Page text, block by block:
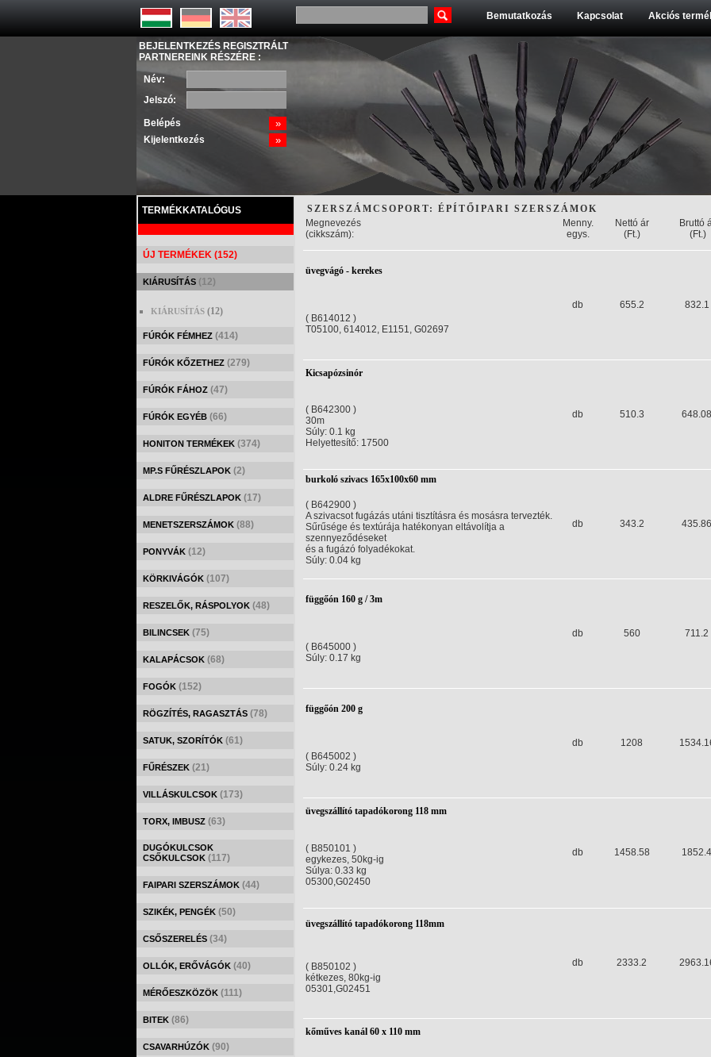
Bemutatkozás Kapcsolat Akciós
BEJELENTKEZÉS REGISZTRÁLT
PARTNEREINK RÉSZÉRE :
Név:
Jelszó:
Belépés »
Kijelentkezés »
TERMÉKKATALÓGUS
ÚJ TERMÉKEK (152)
KIÁRUSÍTÁS (12)
KIÁRUSÍTÁS (12)
FÚRÓK FÉMHEZ (414)
FÚRÓK KŐZETHEZ (279)
FÚRÓK FÁHOZ (47)
FÚRÓK EGYÉB (66)
HONITON TERMÉKEK (374)
MP.S FŰRÉSZLAPOK (2)
ALDRE FŰRÉSZLAPOK (17)
MENETSZERSZÁMOK (88)
PONYVÁK (12)
KÖRKIVÁGÓK (107)
RESZELŐK, RÁSPOLYOK (48)
BILINCSEK (75)
KALAPÁCSOK (68)
FOGÓK (152)
RÖGZÍTÉS, RAGASZTÁS (78)
SATUK, SZORÍTÓK (61)
FŰRÉSZEK (21)
VILLÁSKULCSOK (173)
TORX, IMBUSZ (63)
DUGÓKULCSOK
CSŐKULCSOK (117)
FAIPARI SZERSZÁMOK (44)
SZIKÉK, PENGÉK (50)
CSŐSZERELÉS (34)
OLLÓK, ERŐVÁGÓK (40)
MÉRŐESZKÖZÖK (111)
BITEK (86)
CSAVARHÚZÓK (90)
SZERSZÁMCSOPORT: ÉPÍTŐIPARI SZERSZÁMOK
Megnevezés
(cikkszám):
Menny.
egys.
Nettó ár
(Ft.)
Bruttó
(Ft.)
üvegvágó - kerekes
db 655.2
832.1
( B614012 )
T05100, 614012, E1151, G02697
Kicsapózsinór
db 510.3 648.08
( B642300 )
30m
Súly: 0.1 kg
Helyettesítő: 17500
burkoló szivacs 165x100x60 mm
db 343.2 435.86
( B642900 )
A szivacsot fugázás utáni tisztításra és mosásra tervezték.
Sűrűsége és textúrája hatékonyan eltávolítja a
szennyeződéseket
és a fugázó folyadékokat.
Súly: 0.04 kg
függőón 160 g / 3m
db 560
711.2
( B645000 )
Súly: 0.17 kg
függőón 200 g
db 1208
( B645002 )
Súly: 0.24 kg
üvegszállító tapadókorong 118 mm
db 1458.58 1852.4
( B850101 )
egykezes, 50kg-ig
Súlya: 0.33 kg
05300,G02450
üvegszállító tapadókorong 118mm
db 2333.2
( B850102 )
kétkezes, 80kg-ig
05301,G02451
kőműves kanál 60 x 110 mm